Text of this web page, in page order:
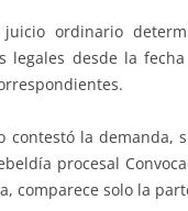
ordinario
legales desde la
contestó la demanda,
procesal
comparece solo la